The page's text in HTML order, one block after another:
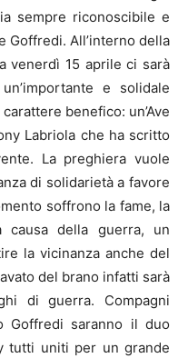
sempre riconoscibile e
Goffredi. All’interno della
venerdì 15 aprile ci sarà
e solidale
benefico: un’Ave
Labriola che ha scritto
La preghiera vuole
di solidarietà a favore
soffrono la fame, la
della guerra, un
la vicinanza anche del
del brano infatti sarà
di guerra. Compagni
Goffredi saranno il duo
tutti uniti per un grande